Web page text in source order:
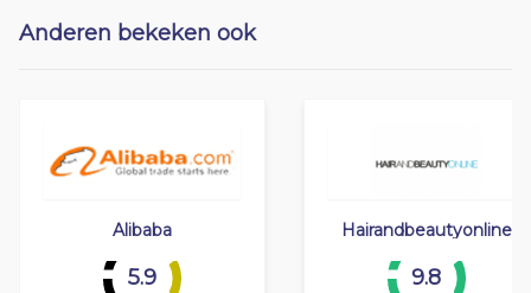
Anderen bekeken ook
Alibaba
5.9
Hairandbeautyonline
9.8